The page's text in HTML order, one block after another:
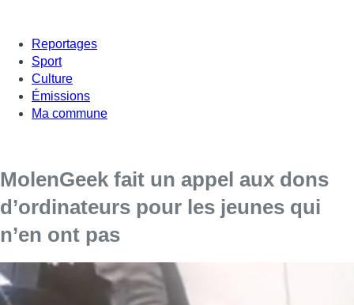
Reportages
Sport
Culture
Émissions
Ma commune
MolenGeek fait un appel aux dons
d’ordinateurs pour les jeunes qui
n’en ont pas